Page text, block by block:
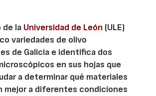
de la Universidad de León (ULE)
variedades de olivo
de Galicia e identifica dos
en sus hojas que
a determinar qué materiales
mejor a diferentes condiciones